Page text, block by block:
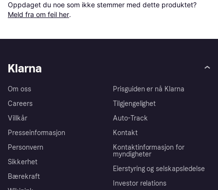
Oppdaget du noe som ikke stemmer med dette produktet?
Meld fra om feil her.
Klarna
Om oss
Careers
Villkår
Presseinformasjon
Personvern
Sikkerhet
Bærekraft
Prisguiden er nå Klarna
Tilgjengelighet
Auto-Track
Kontakt
Kontaktinformasjon for
myndigheter
Eierstyring og selskapsledelse
Investor relations